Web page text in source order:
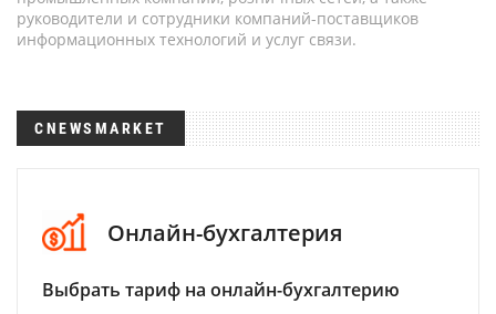
руководители и сотрудники компаний-поставщиков
информационных технологий и услуг связи.
CNEWSMARKET
Онлайн-бухгалтерия
Выбрать тариф на онлайн-бухгалтерию